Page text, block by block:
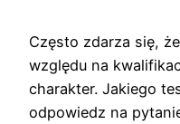
Często zdarza się,
względu na
charakter. Jakiego
odpowiedz na